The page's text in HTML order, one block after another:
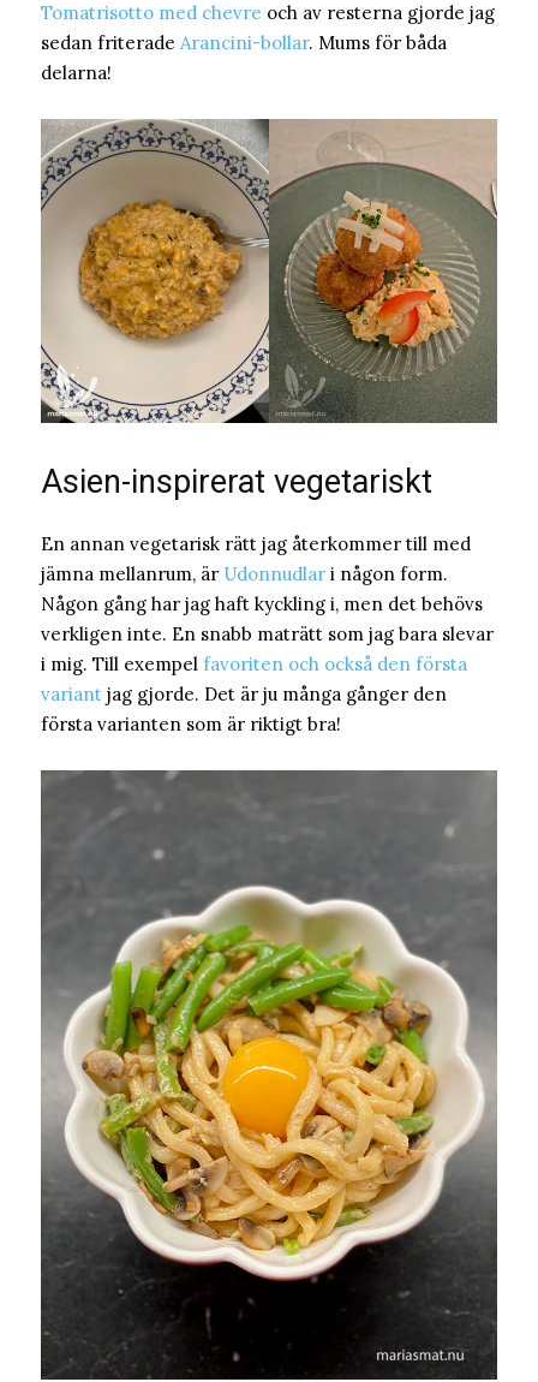
Tomatrisotto med chevre och av resterna gjorde jag
sedan friterade Arancini-bollar. Mums för båda
delarna!
Asien-inspirerat vegetariskt
En annan vegetarisk rätt jag återkommer till med
jämna mellanrum, är Udonnudlar i någon form.
Någon gång har jag haft kyckling i, men det behövs
verkligen inte. En snabb maträtt som jag bara slevar
i mig. Till exempel favoriten och också den första
variant jag gjorde. Det är ju många gånger den
första varianten som är riktigt bra!